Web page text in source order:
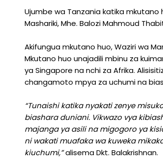
Ujumbe wa Tanzania katika mkutano
Mashariki, Mhe. Balozi Mahmoud
Akifungua mkutano huo, Waziri wa
Mkutano huo unajadili mbinu za
ya Singapore na nchi za Afrika.
changamoto mpya za uchumi na
“Tunaishi katika nyakati zenye
biashara duniani. Vikwazo vya
majanga ya asili na migogoro ya
ni wakati muafaka wa kuweka
kiuchumi,”alisema Dkt. Balakrishnan.